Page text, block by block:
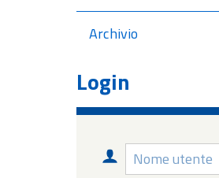
Archivio
Login
Nome
utente